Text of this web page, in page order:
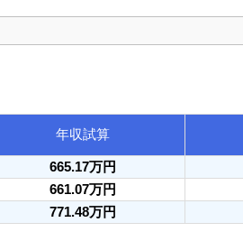
年収試算
665.17万円
661.07万円
771.48万円